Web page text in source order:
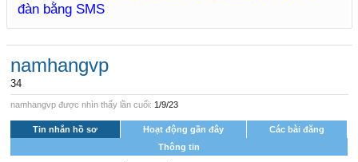
đàn bằng SMS
namhangvp
34
namhangvp được nhìn thấy lần cuối: 1/9/23
Tin nhắn hồ sơ Hoạt động gần đây
Các bài đăng
Thông tin